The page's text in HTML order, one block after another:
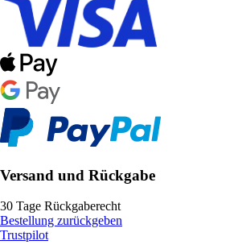
Versand und Rückgabe
30 Tage Rückgaberecht
Bestellung zurückgeben
Trustpilot